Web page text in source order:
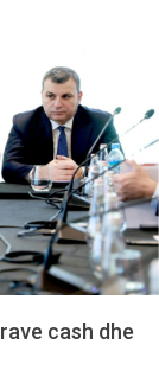
cash dhe